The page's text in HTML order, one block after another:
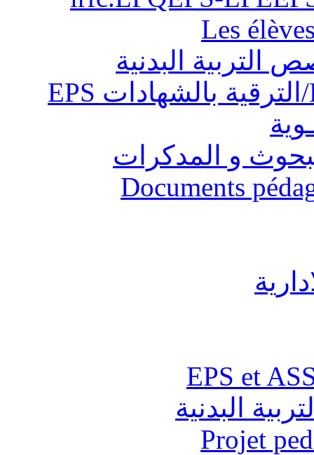
Les
التربية البدنية
و المدكرات
Documents
البدنية
Projet